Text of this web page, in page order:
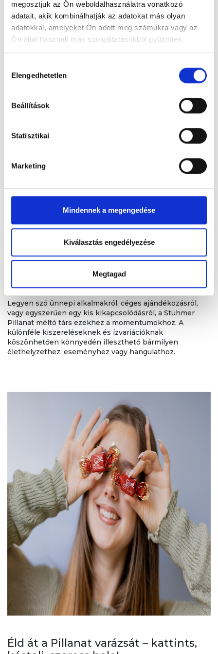
megosztjuk az Ön weboldalhasználatra vonatkozó
adatait, akik kombinálhatják az adatokat más olyan
adatokkal, amelyeket Ön adott meg számukra vagy az
Ön által használt más szolgáltatásokból gyűjtöttek.
kiválasztása
Elengedhetetlen
Beállítások
Statisztikai
Marketing
Mindennek a megengedése
Kiválasztás engedélyezése
Megtagad
Ajándék vagy saját élvezet –
mindenre van egy Pillanat
Legyen szó ünnepi alkalmakról, céges ajándékozásról,
vagy egyszerűen egy kis kikapcsolódásról, a Stühmer
Pillanat méltó társ ezekhez a momentumokhoz. A
különféle kiszereléseknek és ízvariációknak
köszönhetően könnyedén illeszthető bármilyen
élethelyzethez, eseményhez vagy hangulathoz.
Éld át a Pillanat varázsát – kattints,